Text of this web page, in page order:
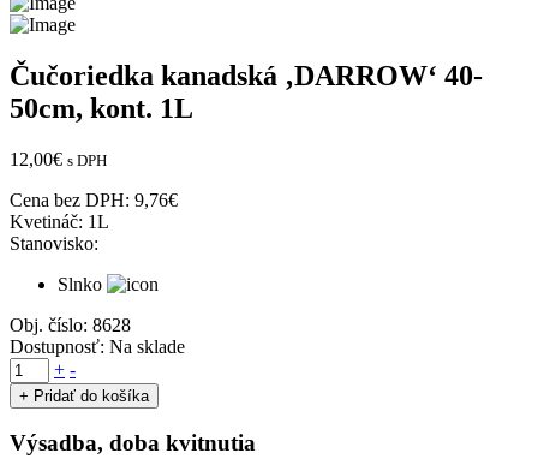
Čučoriedka kanadská ‚DARROW‘ 40-
50cm, kont. 1L
12,00€ s DPH
Cena bez DPH: 9,76€
Kvetináč: 1L
Stanovisko:
Slnko
Obj. číslo: 8628
Dostupnosť: Na sklade
množstvo
Čučoriedka
kanadská
'DARROW'
40-
+ -
+ Pridať do košíka
Výsadba, doba kvitnutia